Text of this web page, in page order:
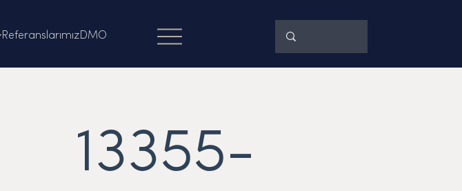
ReferanslarımızDMO
13355-